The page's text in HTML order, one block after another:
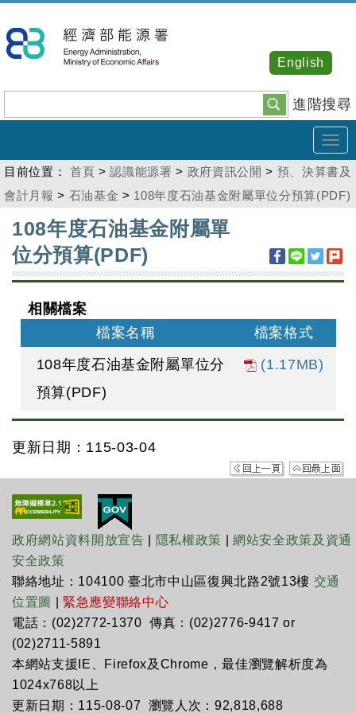
到
主
內
容
進階搜尋
English
目前位置： 首頁 >認識能源署 > 政府資訊公開 > 預、決算書及
會計月報 > 石油基金 > 108年度石油基金附屬單位分預算(PDF)
108年度石油基金附屬單
位分預算(PDF)
相關檔案
檔案名稱
檔案格式
108年度石油基金附屬單位分
預算(PDF)
(1.17MB)
更新日期：115-03-04
政府網站資料開放宣告 隱私權政策 |網站安全政策及資通
安全政策
聯絡地址：104100 臺北市中山區復興北路2號13樓 交通
位置圖
緊急應變聯絡中心
電話：(02)2772-1370 傳真：(02)2776-9417 or
(02)2711-5891
本網站支援IE、Firefox及Chrome，最佳瀏覽解析度為
1024x768以上
更新日期：115-08-07 瀏覽人次：92,818,688